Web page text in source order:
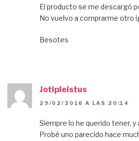
El producto se me descargó
No vuelvo a comprarme otro
Besotes
Jotipleistus
29/02/2016 A LAS 20:14
Siempre lo he querido tener, y
Probé uno parecido hace